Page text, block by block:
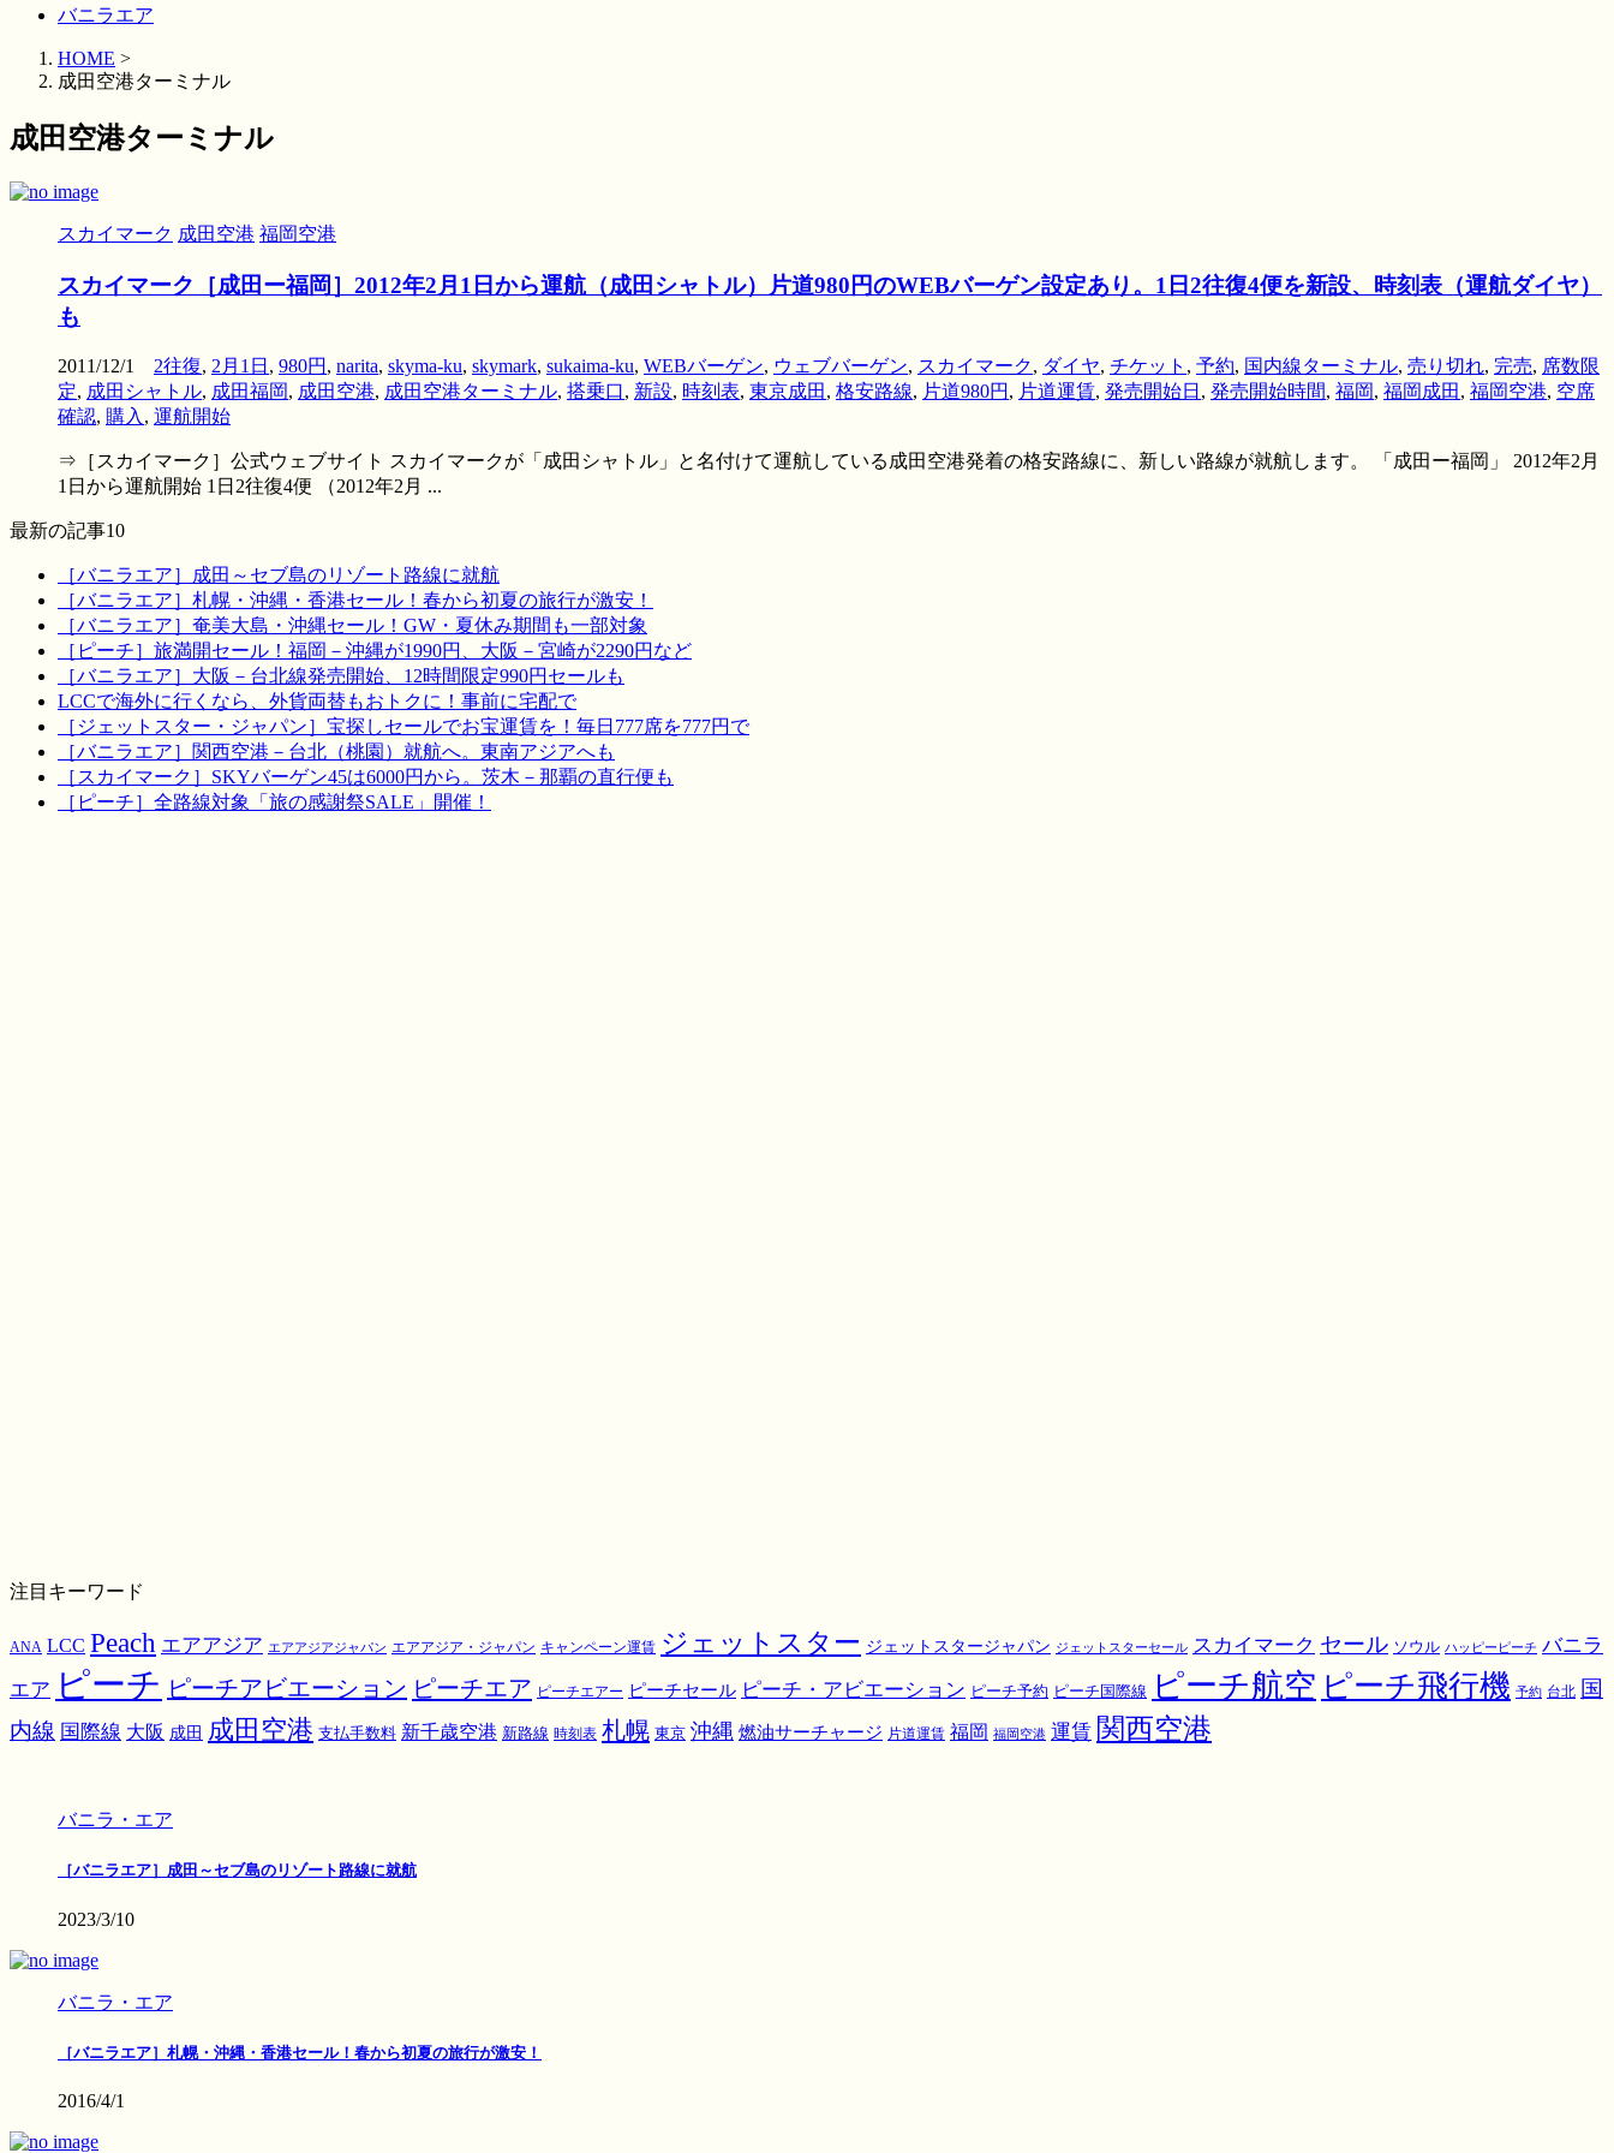
バニラエア
HOME >
成田空港ターミナル
成田空港ターミナル
スカイマーク 成田空港 福岡空港
スカイマーク［成田ー福岡］2012年2月1日から運航（成田シャトル）片道980円のWEBバーゲン設定あり。1日2往復4便を新設、時刻表（運航ダイヤ）
も
2011/12/1 2往復, 2月1日 , 980円 , narita, skyma-ku, skymark, sukaima-ku, WEBバーゲン, ウェブバーゲン, スカイマーク, ダイヤ, チケット , 予約, 国内線ターミナル, 売り切れ, 完売, 席数限
定, 成田シャトル, 成田福岡, 成田空港, 成田空港ターミナル, 搭乗口, 新設, 時刻表, 東京成田 , 格安路線, 片道980円 , 片道運賃, 発売開始日 , 発売開始時間, 福岡, 福岡成田 , 福岡空港, 空席
確認, 購入 , 運航開始
⇒［スカイマーク］公式ウェブサイト スカイマークが「成田シャトル」と名付けて運航している成田空港発着の格安路線に、新しい路線が就航します。 「成田ー福岡」 2012年2月
1日から運航開始 1日2往復4便 （2012年2月 ...
最新の記事10
［バニラエア］成田～セブ島のリゾート路線に就航
［バニラエア］札幌・沖縄・香港セール！春から初夏の旅行が激安！
［バニラエア］奄美大島・沖縄セール！GW・夏休み期間も一部対象
［ピーチ］旅満開セール！福岡－沖縄が1990円、大阪－宮崎が2290円など
［バニラエア］大阪－台北線発売開始、12時間限定990円セールも
LCCで海外に行くなら、外貨両替もおトクに！事前に宅配で
［ジェットスター・ジャパン］宝探しセールでお宝運賃を！毎日777席を777円で
［バニラエア］関西空港－台北（桃園）就航へ。東南アジアへも
［スカイマーク］SKYバーゲン45は6000円から。茨木－那覇の直行便も
［ピーチ］全路線対象「旅の感謝祭SALE」開催！
注目キーワード
ANA LCC Peach エアアジア エアアジアジャパン エアアジア・ジャパン キャンペーン運賃 ジェットスター ジェットスタージャパン ジェットスターセール スカイマーク セール ソウル ハッピーピーチ バニラ
エア ピーチ ピーチアビエーション ピーチエア ピーチエアー ピーチセール ピーチ・アビエーション ピーチ予約 ピーチ国際線 ピーチ航空 ピーチ飛行機 予約 台北 国
内線 国際線 大阪 成田 成田空港 支払手数料 新千歳空港 新路線 時刻表 札幌 東京 沖縄 燃油サーチャージ 片道運賃 福岡 福岡空港 運賃 関西空港
バニラ・エア
［バニラエア］成田～セブ島のリゾート路線に就航
2023/3/10
バニラ・エア
［バニラエア］札幌・沖縄・香港セール！春から初夏の旅行が激安！
2016/4/1